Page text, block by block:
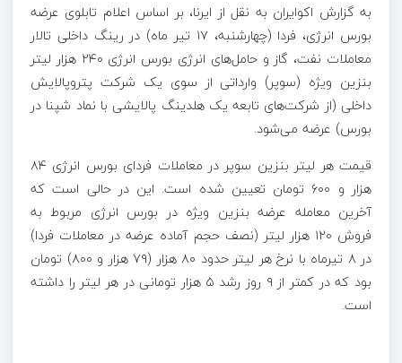
به گزارش اکوایران به نقل از ایرنا، بر اساس اعلام تابلوی عرضه
بورس انرژی، فردا (چهارشنبه، ۱۷ تیر ماه) در رینگ داخلی تالار
معاملات نفت، گاز و حامل‌های انرژی بورس انرژی ۲۴۰ هزار لیتر
بنزین ویژه (سوپر) وارداتی از سوی یک شرکت پتروپالایش
داخلی (از شرکت‌های تابعه یک هلدینگ پالایشی با نماد شپنا در
بورس) عرضه می‌شود.
قیمت هر لیتر بنزین سوپر در معاملات فردای بورس انرژی ۸۴
هزار و ۶۰۰ تومان تعیین شده است. این در حالی است که
آخرین معامله عرضه بنزین ویژه در بورس انرژی مربوط به
فروش ۱۲۰ هزار لیتر (نصف حجم آماده عرضه در معاملات فردا)
در ۸ تیرماه با نرخ هر لیتر حدود ۸۰ هزار (۷۹ هزار و ۸۰۰) تومان
بود که در کمتر از ۹ روز رشد ۵ هزار تومانی در هر لیتر را داشته
است.